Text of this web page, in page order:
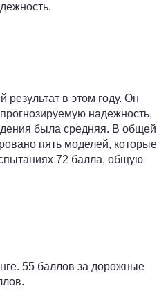
результат в этом году. Он
надежность,
была средняя. В общей
пять моделей, которые
72 балла, общую
55 баллов за дорожные